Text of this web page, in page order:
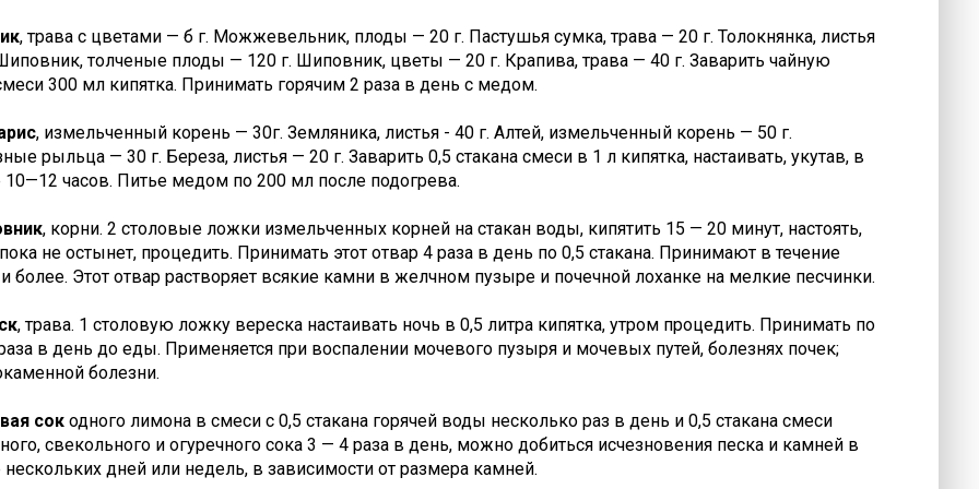
, трава с цветами — б г. Можжевельник, плоды — 20 г. Пастушья сумка, трава — 20 г. Толокнянка, листья
толченые плоды — 120 г. Шиповник, цветы — 20 г. Крапива, трава — 40 г. Заварить чайную
300 мл кипятка. Принимать горячим 2 раза в день с медом.
, измельченный корень — 30г. Земляника, листья - 40 г. Алтей, измельченный корень — 50 г.
рыльца — 30 г. Береза, листья — 20 г. Заварить 0,5 стакана смеси в 1 л кипятка, настаивать, укутав, в
10—12 часов. Питье медом по 200 мл после подогрева.
, корни. 2 столовые ложки измельченных корней на стакан воды, кипятить 15 — 20 минут, настоять,
не остынет, процедить. Принимать этот отвар 4 раза в день по 0,5 стакана. Принимают в течение
более. Этот отвар растворяет всякие камни в желчном пузыре и почечной лоханке на мелкие песчинки.
, трава. 1 столовую ложку вереска настаивать ночь в 0,5 литра кипятка, утром процедить. Принимать по
в день до еды. Применяется при воспалении мочевого пузыря и мочевых путей, болезнях почек;
болезни.
сок одного лимона в смеси с 0,5 стакана горячей воды несколько раз в день и 0,5 стакана смеси
свекольного и огуречного сока 3 — 4 раза в день, можно добиться исчезновения песка и камней в
нескольких дней или недель, в зависимости от размера камней.